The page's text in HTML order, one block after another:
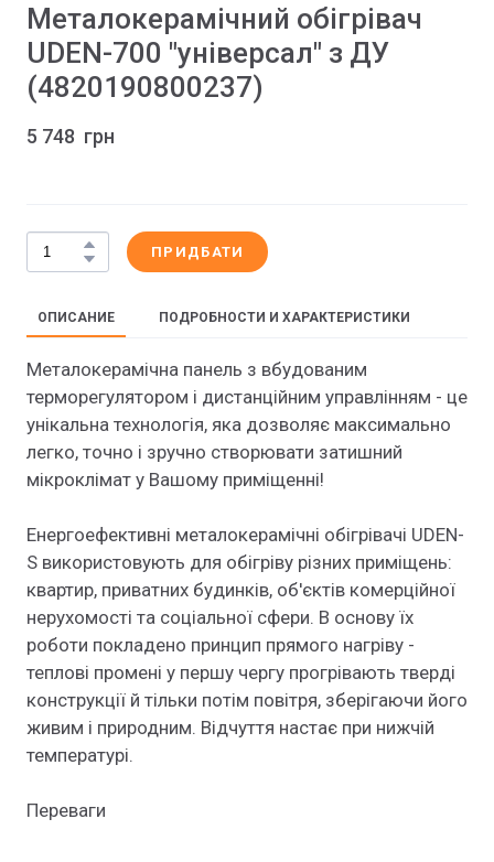
Металокерамічний обігрівач
UDEN-700 "універсал" з ДУ
(4820190800237)
5 748  грн
ПРИДБАТИ
ОПИСАНИЕ ПОДРОБНОСТИ И ХАРАКТЕРИСТИКИ
Металокерамічна панель з вбудованим
терморегулятором і дистанційним управлінням - це
унікальна технологія, яка дозволяє максимально
легко, точно і зручно створювати затишний
мікроклімат у Вашому приміщенні!
Енергоефективні металокерамічні обігрівачі UDEN-
S використовують для обігріву різних приміщень:
квартир, приватних будинків, об'єктів комерційної
нерухомості та соціальної сфери. В основу їх
роботи покладено принцип прямого нагріву -
теплові промені у першу чергу прогрівають тверді
конструкції й тільки потім повітря, зберігаючи його
живим і природним. Відчуття настає при нижчій
температурі.
Переваги